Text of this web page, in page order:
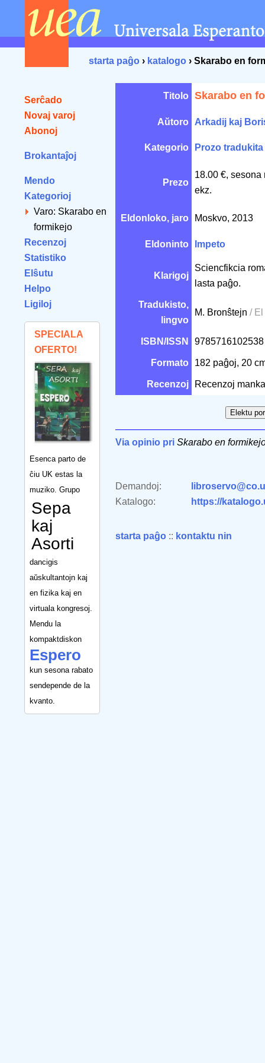
starta paĝo › katalogo › Skarabo en
Serĉado
Novaj varoj
Abonoj
Brokantaĵoj
Mendo
Kategorioj
Varo: Skarabo en
formikejo
Recenzoj
Statistiko
Elŝutu
Helpo
Ligiloj
SPECIALA
OFERTO!
Esenca parto de
ĉiu UK estas la
muziko. Grupo
Sepa
kaj
Asorti
dancigis
aŭskultantojn kaj
en fizika kaj en
virtuala kongresoj.
Mendu la
kompaktdiskon
Espero
kun sesona rabato
sendepende de la
kvanto.
Titolo Skarabo en
Aŭtoro Arkadij kaj
Kategorio Prozo tradukita
Prezo
18.00 €, sesona
ekz.
Eldonloko, jaro Moskvo, 2013
Eldoninto Impeto
Klarigoj
Sciencfikcia
lasta paĝo.
Tradukisto,
lingvo
M. Bronŝtejn / El
ISBN/ISSN
Formato 182 paĝoj, 20
Recenzoj Recenzoj
Via opinio pri Skarabo en
Demandoj:
Katalogo:
https://
starta paĝo :: kontaktu nin